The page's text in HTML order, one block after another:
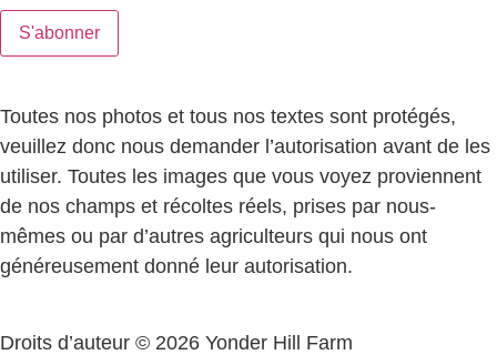
Toutes nos photos et tous nos textes sont protégés,
veuillez donc nous demander l’autorisation avant de les
utiliser. Toutes les images que vous voyez proviennent
de nos champs et récoltes réels, prises par nous-
mêmes ou par d’autres agriculteurs qui nous ont
généreusement donné leur autorisation.
Droits d’auteur © 2026 Yonder Hill Farm